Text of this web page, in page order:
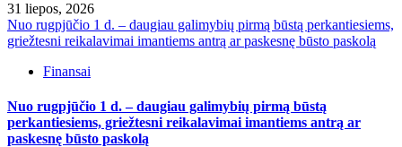
31 liepos, 2026
Nuo rugpjūčio 1 d. – daugiau galimybių pirmą būstą perkantiesiems,
griežtesni reikalavimai imantiems antrą ar paskesnę būsto paskolą
Finansai
Nuo rugpjūčio 1 d. – daugiau galimybių pirmą būstą
perkantiesiems, griežtesni reikalavimai imantiems antrą ar
paskesnę būsto paskolą